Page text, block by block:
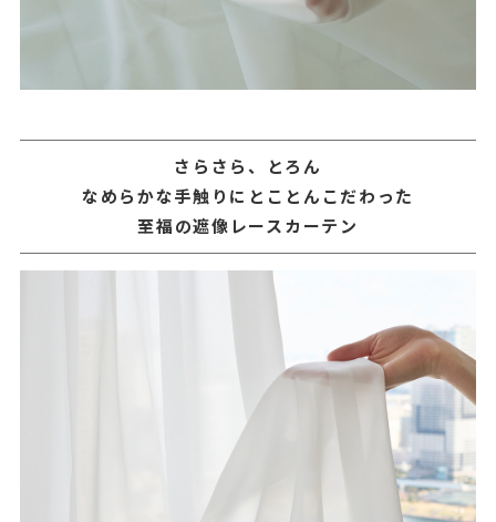
さらさら、とろん
なめらかな手触りにとことんこだわった
至福の遮像レースカーテン